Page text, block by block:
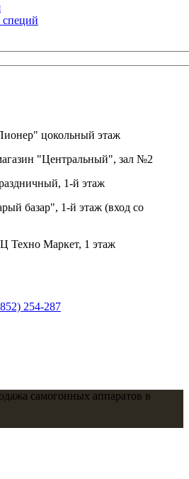
специй
цокольный этаж
"Центральный", зал №2
1-й этаж
базар", 1-й этаж (вход со
Техно Маркет, 1 этаж
254-287
самогонных аппаратов в